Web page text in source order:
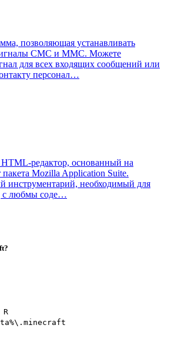
позволяющая устанавливать
сигналы СМС и ММС. Можете
для всех входящих сообщений или
персонал…
редактор, основанный на
Mozilla Application Suite.
инструментарий, необходимый для
с любмы соде…
R